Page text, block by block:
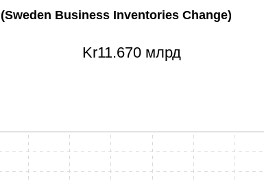
(Sweden Business Inventories Change)
Kr​11.670 млрд